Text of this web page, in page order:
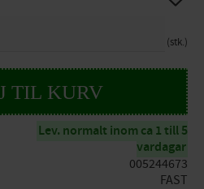
stk.
Lev. normalt inom ca 1 till 5
vardagar
005244673
FAST